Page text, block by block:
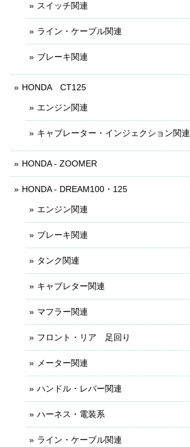
スイッチ関連
ライン・ケーブル関連
ブレーキ関連
HONDA CT125
エンジン関連
キャブレーター・インジェクション関連
HONDA - ZOOMER
HONDA - DREAM100・125
エンジン関連
ブレーキ関連
タンク関連
キャブレター関連
マフラー関連
フロント・リア 足回り
メーター関連
ハンドル・レバー関連
ハーネス・電装系
ライン・ケーブル関連